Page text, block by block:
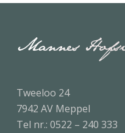
Tweeloo 24
7942 AV Meppel
Tel nr.: 0522 – 240 333